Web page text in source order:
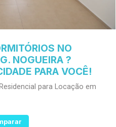
NO
NOGUEIRA ?
PARA VOCÊ!
Residencial para Locação em